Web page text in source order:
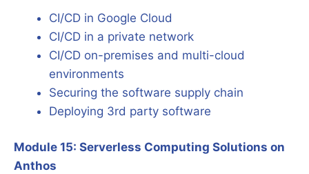
CI/CD in Google Cloud
CI/CD in a private network
CI/CD on-premises and multi-cloud
environments
Securing the software supply chain
Deploying 3rd party software
Module 15: Serverless Computing Solutions on
Anthos